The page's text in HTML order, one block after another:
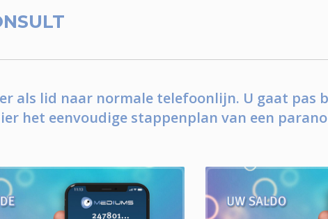
als lid naar normale telefoonlijn. U gaat pas
het eenvoudige stappenplan van een